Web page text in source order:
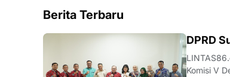
Berita Terbaru
ANEWS DPRD
Komisi V